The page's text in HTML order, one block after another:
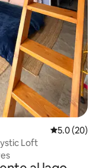
Calificación
5.0 (20)
Loft